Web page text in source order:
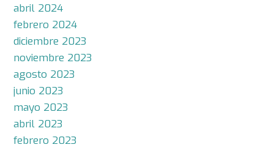
abril 2024
febrero 2024
diciembre 2023
noviembre 2023
agosto 2023
junio 2023
mayo 2023
abril 2023
febrero 2023